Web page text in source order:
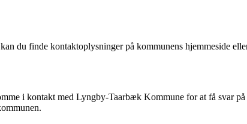
du finde kontaktoplysninger på kommunens hjemmeside
i kontakt med Lyngby-Taarbæk Kommune for at få svar